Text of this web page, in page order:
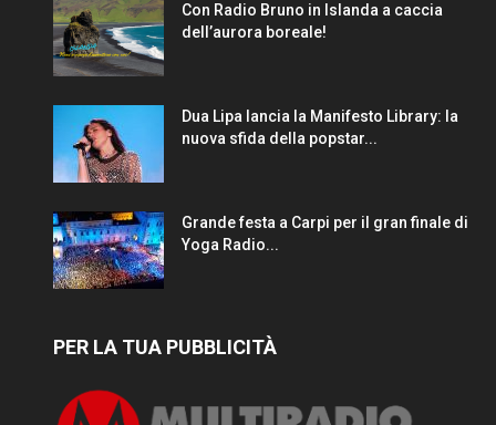
Con Radio Bruno in Islanda a caccia
dell’aurora boreale!
Dua Lipa lancia la Manifesto Library: la
nuova sfida della popstar...
Grande festa a Carpi per il gran finale di
Yoga Radio...
PER LA TUA PUBBLICITÀ